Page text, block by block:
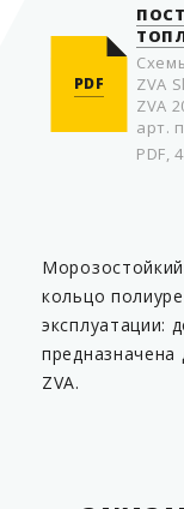
PDF
ZVA
ZVA
арт.
PDF,
кольцо
эксплуатации:
предназначена
ZVA.